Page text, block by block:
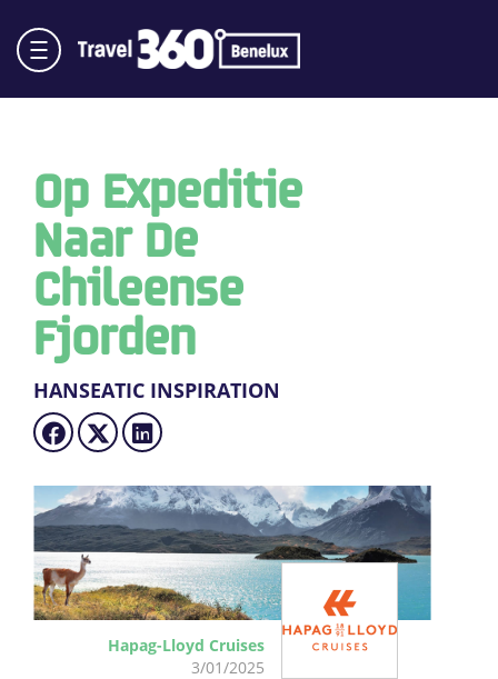
Op Expeditie
Naar De
Chileense
Fjorden
HANSEATIC INSPIRATION
Hapag-Lloyd Cruises
3/01/2025